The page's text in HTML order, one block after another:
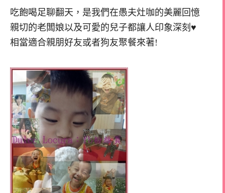
吃飽喝足聊翻天，是我們在愚夫灶咖的美麗回憶
親切的老闆娘以及可愛的兒子都讓人印象深刻♥
相當適合親朋好友或者狗友聚餐來著!